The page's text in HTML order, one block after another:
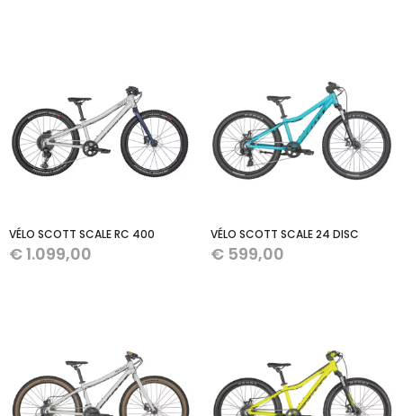
VÉLO SCOTT SCALE RC 400
€1.099,00
VÉLO SCOTT SCALE 24 DISC
€ 599,00